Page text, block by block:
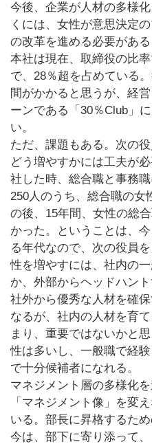
今後、企業が人材の多様
くには、女性が意思決定
の改革を進める必要があ
本社は現在、取締役の比
で、28％超を占めている
間がかかると思うが、経
ーンである「30％Club」
い。
ただ、課題もある。次の
どう増やすかには工夫が
社した時、総合職と事務
250人のうち、総合職の女
の後、15年間、女性の総
かった。ということは、
る年代なので、次の役員
性を増やすには、社内の
か、外部からヘッドハント
社外から優秀な人材を確
なるが、社内の人材を育
まり、重要ではないかと
性は多いし、一般職で経
で十分候補者になれる。
マネジメント層の多様化
「マネジメント像」を変
いる。部長に昇格するた
今は、部下に寄り添って